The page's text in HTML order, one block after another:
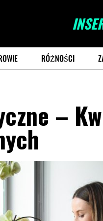
RÓŻNOŚCI
–